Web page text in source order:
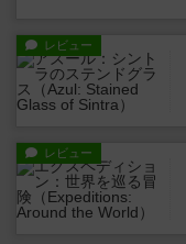
レビュー
レビュー